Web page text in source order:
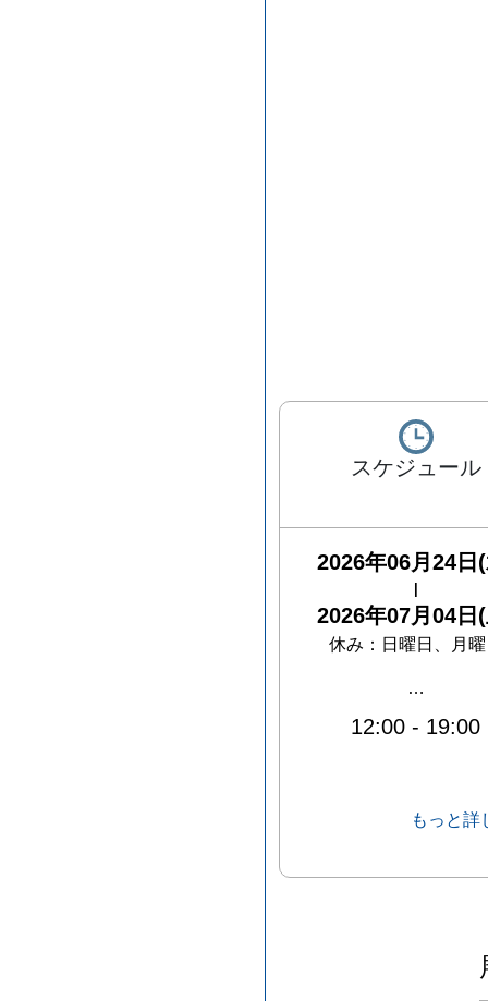
スケジュール
2026年06月24日
2026年07月04日
休み： 日曜日、月
…
12:00 - 19:00
もっと詳